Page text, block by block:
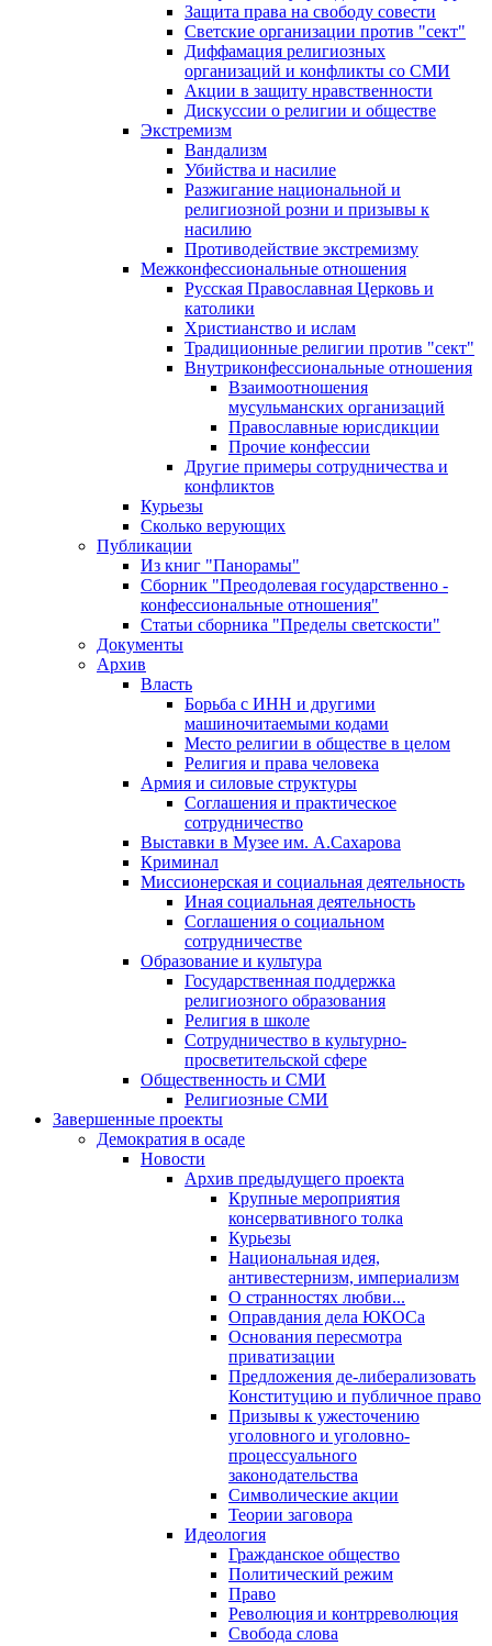
Защита права на свободу совести
Светские организации против "сект"
Диффамация религиозных
организаций и конфликты со СМИ
Акции в защиту нравственности
Дискуссии о религии и обществе
Экстремизм
Вандализм
Убийства и насилие
Разжигание национальной и
религиозной розни и призывы к
насилию
Противодействие экстремизму
Межконфессиональные отношения
Русская Православная Церковь и
католики
Христианство и ислам
Традиционные религии против "сект"
Внутриконфессиональные отношения
Взаимоотношения
мусульманских организаций
Православные юрисдикции
Прочие конфессии
Другие примеры сотрудничества и
конфликтов
Курьезы
Сколько верующих
Публикации
Из книг "Панорамы"
Сборник "Преодолевая государственно -
конфессиональные отношения"
Статьи сборника "Пределы светскости"
Документы
Архив
Власть
Борьба с ИНН и другими
машиночитаемыми кодами
Место религии в обществе в целом
Религия и права человека
Армия и силовые структуры
Соглашения и практическое
сотрудничество
Выставки в Музее им. А.Сахарова
Криминал
Миссионерская и социальная деятельность
Иная социальная деятельность
Соглашения о социальном
сотрудничестве
Образование и культура
Государственная поддержка
религиозного образования
Религия в школе
Сотрудничество в культурно-
просветительской сфере
Общественность и СМИ
Религиозные СМИ
Завершенные проекты
Демократия в осаде
Новости
Архив предыдущего проекта
Крупные мероприятия
консервативного толка
Курьезы
Национальная идея,
антивестернизм, империализм
О странностях любви...
Оправдания дела ЮКОСа
Основания пересмотра
приватизации
Предложения де-либерализовать
Конституцию и публичное право
Призывы к ужесточению
уголовного и уголовно-
процессуального
законодательства
Символические акции
Теории заговора
Идеология
Гражданское общество
Политический режим
Право
Революция и контрреволюция
Свобода слова